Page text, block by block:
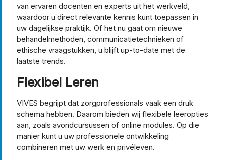
van ervaren docenten en experts uit het werkveld,
waardoor u direct relevante kennis kunt toepassen in
uw dagelijkse praktijk. Of het nu gaat om nieuwe
behandelmethoden, communicatietechnieken of
ethische vraagstukken, u blijft up-to-date met de
laatste trends.
Flexibel Leren
VIVES begrijpt dat zorgprofessionals vaak een druk
schema hebben. Daarom bieden wij flexibele leeropties
aan, zoals avondcursussen of online modules. Op die
manier kunt u uw professionele ontwikkeling
combineren met uw werk en privéleven.